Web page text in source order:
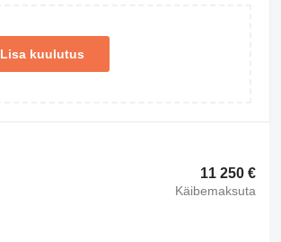
Lisa kuulutus
11 250 €
Käibemaksuta